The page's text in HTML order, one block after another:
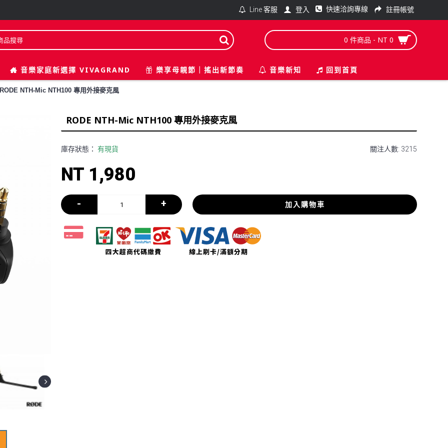
Line 客服 登入 快速洽詢專線 註冊帳號
0 件商品 - NT 0
音樂家庭新選擇 VIVAGRAND 樂享母親節｜搖出新節奏 音樂新知 回到首頁
RODE NTH-Mic NTH100 專用外接麥克風
RODE NTH-Mic NTH100 專用外接麥克風
關注人數: 3215
庫存狀態： 有現貨
NT 1,980
- + 加入購物車